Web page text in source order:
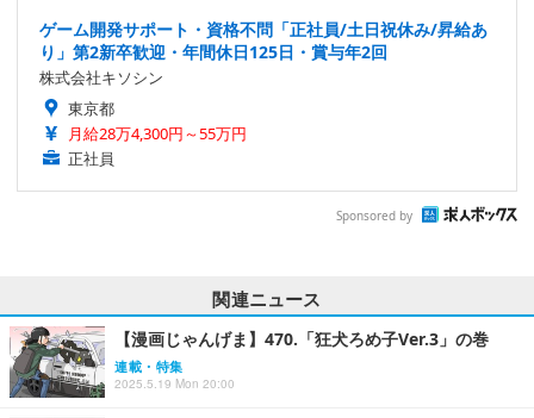
ゲーム開発サポート・資格不問「正社員/土日祝休み/昇給あ
り」第2新卒歓迎・年間休日125日・賞与年2回
株式会社キソシン
東京都
月給28万4,300円～55万円
正社員
Sponsored by
関連ニュース
【漫画じゃんげま】470.「狂犬ろめ子Ver.3」の巻
連載・特集
2025.5.19 Mon 20:00